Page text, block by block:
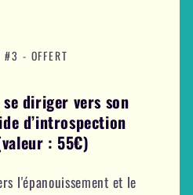
#3 - OFFERT
diriger vers son
d’introspection
: 55€)
l'épanouissement et le